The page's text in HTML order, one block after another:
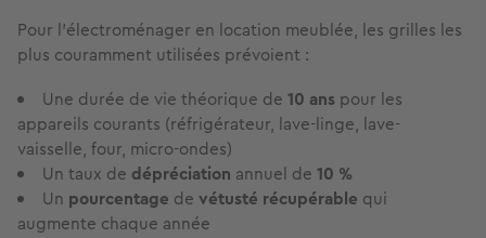
Pour l'électroménager en location meublée, les grilles les
plus couramment utilisées prévoient :
Une durée de vie théorique de 10 ans pour les
appareils courants (réfrigérateur, lave-linge, lave-
vaisselle, four, micro-ondes)
Un taux de dépréciation annuel de 10 %
Un pourcentage de vétusté récupérable qui
augmente chaque année